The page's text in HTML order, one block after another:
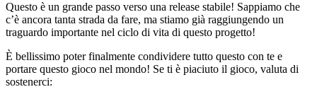
Questo è un grande passo verso una release stabile! Sappiamo che
c’è ancora tanta strada da fare, ma stiamo già raggiungendo un
traguardo importante nel ciclo di vita di questo progetto!
È bellissimo poter finalmente condividere tutto questo con te e
portare questo gioco nel mondo! Se ti è piaciuto il gioco, valuta di
sostenerci: